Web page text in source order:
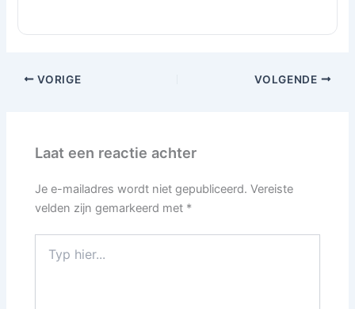
VORIGE VOLGENDE
Laat een reactie achter
Je e-mailadres wordt niet gepubliceerd. Vereiste
velden zijn gemarkeerd met *
hier...